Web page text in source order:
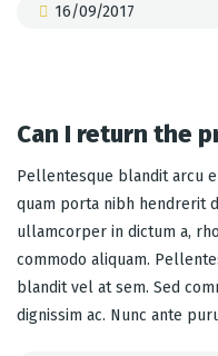
16/09/2017
Can I return the
Pellentesque blandit arcu
quam porta nibh hendrerit
ullamcorper in dictum a,
commodo aliquam.
blandit vel at sem. Sed
dignissim ac. Nunc ante